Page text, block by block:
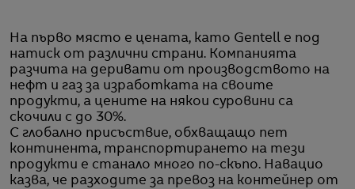
На първо място е цената, като Gentell е под
натиск от различни страни. Компанията
разчита на деривати от производството на
нефт и газ за изработката на своите
продукти, а цените на някои суровини са
скочили с до 30%.
С глобално присъствие, обхващащо пет
континента, транспортирането на тези
продукти е станало много по-скъпо. Навацио
казва, че разходите за превоз на контейнер от